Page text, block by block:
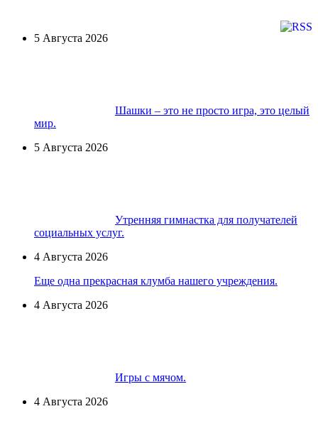
5 Августа 2026
Шашки – это не просто игра, это целый
мир.
5 Августа 2026
Утренняя гимнастка для получателей
социальных услуг.
4 Августа 2026
Еще одна прекрасная клумба нашего учреждения.
4 Августа 2026
Игры с мячом.
4 Августа 2026